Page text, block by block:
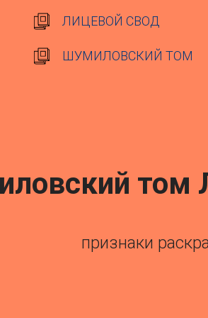
ЛИЦЕВОЙ СВОД
ШУМИЛОВСКИЙ ТОМ
том
признаки